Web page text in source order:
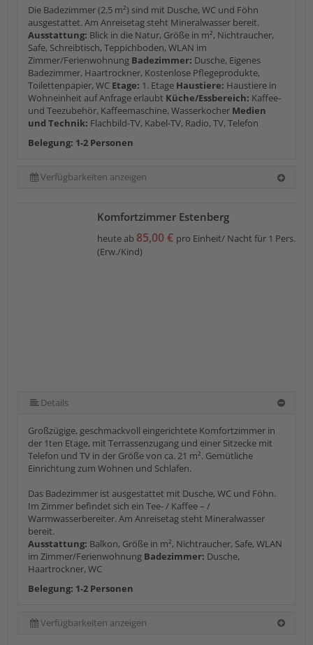
Die Badezimmer (2,5 m²) sind mit Dusche, WC und Föhn
ausgestattet. Am Anreisetag steht Mineralwasser bereit.
Ausstattung: Blick in die Natur, Größe in m², Nichtraucher,
Safe, Schreibtisch, Teppichboden, WLAN im
Zimmer/Ferienwohnung Badezimmer: Dusche, Eigenes
Badezimmer, Haartrockner, Kostenlose Pflegeprodukte,
Toilettenpapier, WC Etage: 1. Etage Haustiere: Haustiere in
Wohneinheit auf Anfrage erlaubt Küche/Essbereich: Kaffee-
und Teezubehör, Kaffeemaschine, Wasserkocher Medien
und Technik: Flachbild-TV, Kabel-TV, Radio, TV, Telefon
Belegung: 1-2 Personen
Verfügbarkeiten anzeigen
Komfortzimmer Estenberg
heute ab 85,00 € pro Einheit/ Nacht für 1 Pers.
(Erw./Kind)
Details
Großzügige, geschmackvoll eingerichtete Komfortzimmer in
der 1ten Etage, mit Terrassenzugang und einer Sitzecke mit
Telefon und TV in der Größe von ca. 21 m². Gemütliche
Einrichtung zum Wohnen und Schlafen.
Das Badezimmer ist ausgestattet mit Dusche, WC und Föhn.
Im Zimmer befindet sich ein Tee- / Kaffee – /
Warmwasserbereiter. Am Anreisetag steht Mineralwasser
bereit.
Ausstattung: Balkon, Größe in m², Nichtraucher, Safe, WLAN
im Zimmer/Ferienwohnung Badezimmer: Dusche,
Haartrockner, WC
Belegung: 1-2 Personen
Verfügbarkeiten anzeigen